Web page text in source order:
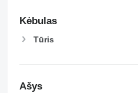
Kėbulas
Tūris
Ašys